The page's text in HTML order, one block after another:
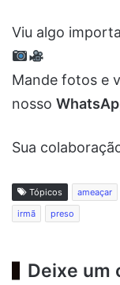
Viu algo
Mande fotos e
nosso
Sua
Tópicos ameaçar
irmã
preso
Deixe um